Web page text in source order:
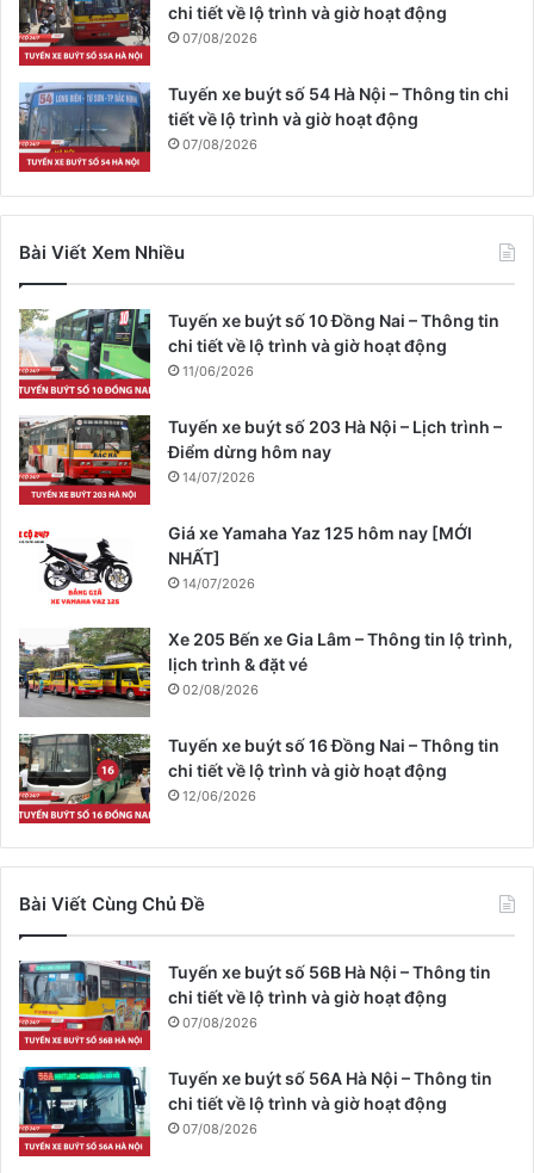
chi tiết về lộ trình và giờ hoạt động
07/08/2026
Tuyến xe buýt số 54 Hà Nội – Thông tin chi
tiết về lộ trình và giờ hoạt động
07/08/2026
Bài Viết Xem Nhiều
Tuyến xe buýt số 10 Đồng Nai – Thông tin
chi tiết về lộ trình và giờ hoạt động
11/06/2026
Tuyến xe buýt số 203 Hà Nội – Lịch trình –
Điểm dừng hôm nay
14/07/2026
Giá xe Yamaha Yaz 125 hôm nay [MỚI
NHẤT]
14/07/2026
Xe 205 Bến xe Gia Lâm – Thông tin lộ trình,
lịch trình & đặt vé
02/08/2026
Tuyến xe buýt số 16 Đồng Nai – Thông tin
chi tiết về lộ trình và giờ hoạt động
12/06/2026
Bài Viết Cùng Chủ Đề
Tuyến xe buýt số 56B Hà Nội – Thông tin
chi tiết về lộ trình và giờ hoạt động
07/08/2026
Tuyến xe buýt số 56A Hà Nội – Thông tin
chi tiết về lộ trình và giờ hoạt động
07/08/2026